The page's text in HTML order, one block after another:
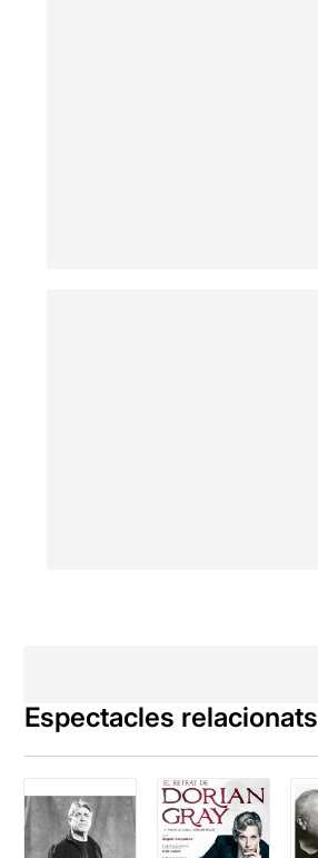
Espectacles relacionats